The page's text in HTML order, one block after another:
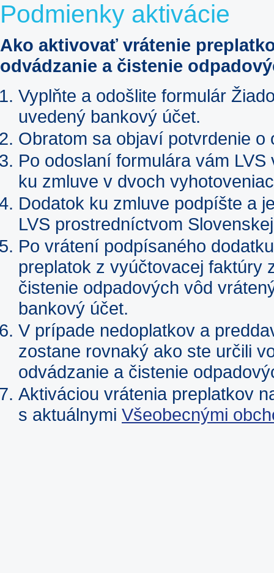
Podmienky aktivácie
Ako aktivovať vrátenie
odvádzanie a čistenie
Vyplňte a odošlite formulár
uvedený bankový účet.
Obratom sa objaví potvrdenie o
Po odoslaní formulára vám
ku zmluve v dvoch
Dodatok ku zmluve podpíšte a
LVS prostredníctvom
Po vrátení podpísaného
preplatok z vyúčtovacej faktúry
čistenie odpadových vôd
bankový účet.
V prípade nedoplatkov a
zostane rovnaký ako ste určili
odvádzanie a čistenie
Aktiváciou vrátenia preplatkov
s aktuálnymi Všeobecnými